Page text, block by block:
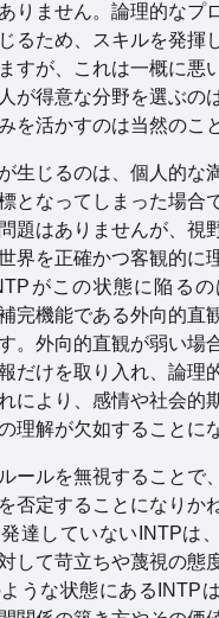
りません。論理的なプ
るため、スキルを発揮
すが、これは一概に悪
が得意な分野を選ぶの
を活かすのは当然のこ
生じるのは、個人的な
となってしまった場合
題はありませんが、視
界を正確かつ客観的に
がこの状態に陥る
完機能である外向的直
。外向的直観が弱い場
だけを取り入れ、論理
により、感情や社会的
理解が欠如することに
ールを無視することで
否定することになりか
達していないINTPは
して苛立ちや蔑視の態
うな状態にあるINTP